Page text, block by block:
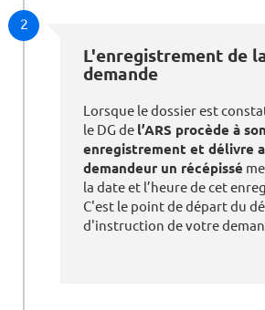
2
L'enregistrement de
demande
Lorsque le dossier est
le DG de l’ARS procède à son
enregistrement et délivre
demandeur un récépissé
la date et l’heure de cet
C'est le point de départ du
d'instruction de votre